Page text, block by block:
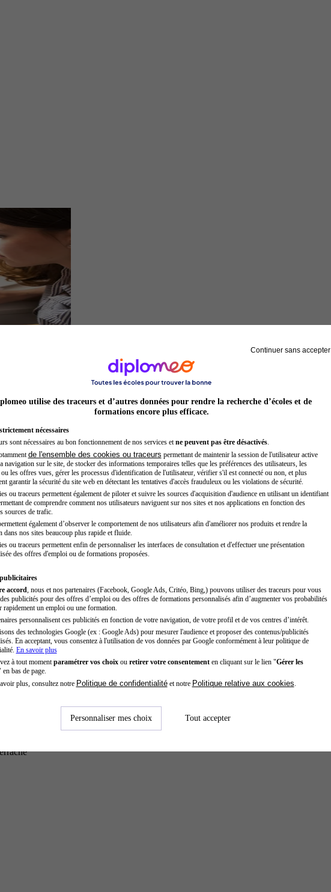
Continuer sans accepter
utilise des traceurs et d’autres données pour rendre la recherche d’écoles et de
formations encore plus efficace.
nécessaires
sont nécessaires au bon fonctionnement de nos services et ne peuvent pas être désactivés.
de l'ensemble des cookies ou traceurs permettant de maintenir la session de l'utilisateur active
navigation sur le site, de stocker des informations temporaires telles que les préférences des utilisateurs, les
ou les offres vues, gérer les processus d'identification de l'utilisateur, vérifier s'il est connecté ou non, et plus
garantir la sécurité du site web en détectant les tentatives d'accès frauduleux ou les violations de sécurité.
ou traceurs permettent également de piloter et suivre les sources d'acquisition d'audience en utilisant un identifiant
de comprendre comment nos utilisateurs naviguent sur nos sites et nos applications en fonction des
sources de trafic.
également d’observer le comportement de nos utilisateurs afin d'améliorer nos produits et rendre la
dans nos sites beaucoup plus rapide et fluide.
ou traceurs permettent enfin de personnaliser les interfaces de consultation et d'effectuer une présentation
des offres d'emploi ou de formations proposées.
accord , nous et nos partenaires (Facebook, Google Ads, Critéo, Bing,) pouvons utiliser des traceurs pour vous
publicités pour des offres d’emploi ou des offres de formations personnalisés afin d’augmenter vos probabilités
rapidement un emploi ou une formation.
personnalisent ces publicités en fonction de votre navigation, de votre profil et de vos centres d’intérêt.
des technologies Google (ex : Google Ads) pour mesurer l'audience et proposer des contenus/publicités
En acceptant, vous consentez à l'utilisation de vos données par Google conformément à leur politique de
En savoir plus
à tout moment paramétrer vos choixou retirer votre consentementen cliquant sur le lien "Gérer les
en bas de page.
plus, consultez notre Politique de confidentialitéet notre Politique relative aux cookies
Personnaliser mes choix Tout accepter